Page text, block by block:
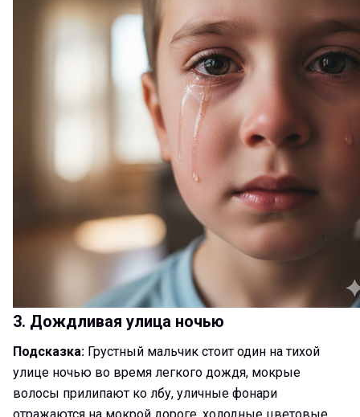
3. Дождливая улица ночью
Подсказка: Грустный мальчик стоит один на тихой
улице ночью во время легкого дождя, мокрые
волосы прилипают ко лбу, уличные фонари
отражаются на мокрой дороге, холодные цветовые